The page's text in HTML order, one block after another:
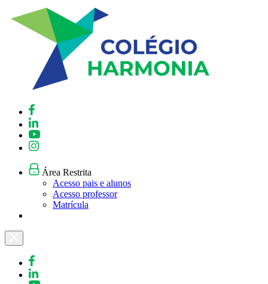
to
content
Área Restrita
Acesso pais e alunos
Acesso professor
Matrícula